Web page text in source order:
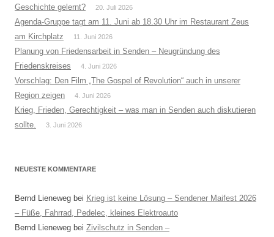
Geschichte gelernt?
20. Juli 2026
Agenda-Gruppe tagt am 11. Juni ab 18.30 Uhr im Restaurant Zeus
am Kirchplatz
11. Juni 2026
Planung von Friedensarbeit in Senden – Neugründung des
Friedenskreises
4. Juni 2026
Vorschlag: Den Film „The Gospel of Revolution“ auch in unserer
Region zeigen
4. Juni 2026
Krieg, Frieden, Gerechtigkeit – was man in Senden auch diskutieren
sollte.
3. Juni 2026
NEUESTE KOMMENTARE
Bernd Lieneweg bei Krieg ist keine Lösung – Sendener Maifest 2026
– Füße, Fahrrad, Pedelec, kleines Elektroauto
Bernd Lieneweg bei Zivilschutz in Senden –